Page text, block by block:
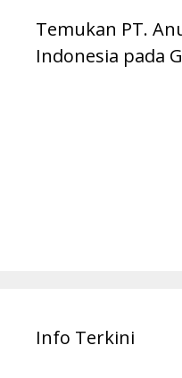
Temukan PT.
Indonesia pada
Info Terkini